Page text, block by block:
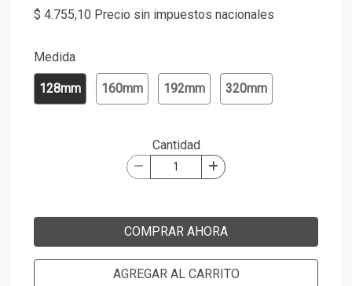
$ 4.755,10 Precio sin impuestos nacionales
Medida
128mm 160mm 192mm 320mm
Cantidad
COMPRAR AHORA
AGREGAR AL CARRITO